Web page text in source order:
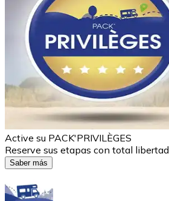
Active su PACK'PRIVILÈGES
Reserve sus etapas con total libertad
Saber más